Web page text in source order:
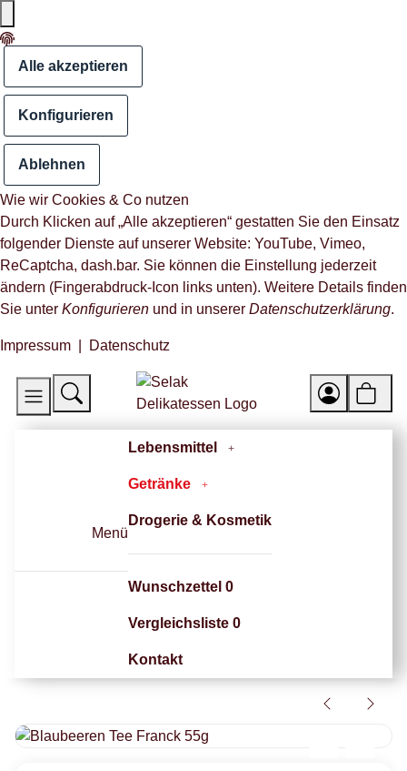
Alle akzeptieren
Konfigurieren
Ablehnen
Wie wir Cookies & Co nutzen
Durch Klicken auf „Alle akzeptieren“ gestatten Sie den Einsatz
folgender Dienste auf unserer Website: YouTube, Vimeo,
ReCaptcha, dash.bar. Sie können die Einstellung jederzeit
ändern (Fingerabdruck-Icon links unten). Weitere Details finden
Sie unter Konfigurieren und in unserer Datenschutzerklärung.
Impressum Datenschutz
Menü
Lebensmittel
Getränke
Drogerie & Kosmetik
Wunschzettel 0
Vergleichsliste 0
Kontakt